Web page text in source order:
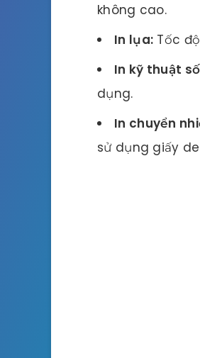
không cao.
In lụa: Tốc
In kỹ thuật
dụng.
In chuyển
sử dụng giấy